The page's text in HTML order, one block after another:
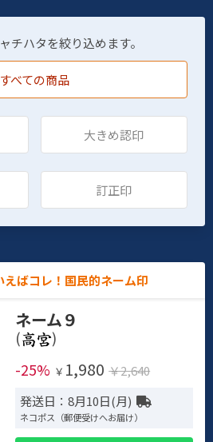
チハタを絞り込めます。
すべての商品
大きめ認印
訂正印
えばコレ！国民的ネーム印
ネーム９
(
)
-25% ￥ 1,980 ￥2,640
発送日：8月10日(月)
ネコポス（郵便受けへお届け）